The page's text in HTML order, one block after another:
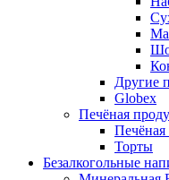
Другие
Globex
Печёная
Торты
Безалкогольные